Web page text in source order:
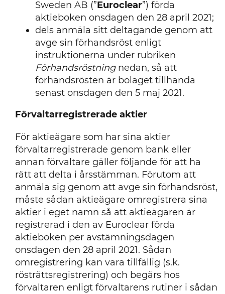
Sweden AB (”Euroclear”) förda
aktieboken onsdagen den 28 april 2021;
dels anmäla sitt deltagande genom att
avge sin förhandsröst enligt
instruktionerna under rubriken
Förhandsröstningnedan, så att
förhandsrösten är bolaget tillhanda
senast onsdagen den 5 maj 2021.
Förvaltarregistrerade aktier
För aktieägare som har sina aktier
förvaltarregistrerade genom bank eller
annan förvaltare gäller följande för att ha
rätt att delta i årsstämman. Förutom att
anmäla sig genom att avge sin förhandsröst,
måste sådan aktieägare omregistrera sina
aktier i eget namn så att aktieägaren är
registrerad i den av Euroclear förda
aktieboken per avstämningsdagen
onsdagen den 28 april 2021. Sådan
omregistrering kan vara tillfällig (s.k.
rösträttsregistrering) och begärs hos
förvaltaren enligt förvaltarens rutiner i sådan